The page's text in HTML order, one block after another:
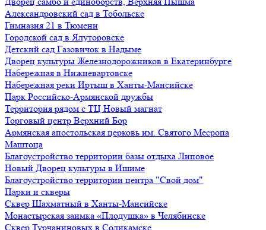
Александровский сад в Тобольске
Гимназия 21 в Тюмени
Городской сад в Ялуторовске
Детский сад Газовичок в Надыме
Дворец культуры Железнодорожников в Екатеринбурге
Набережная в Нижневартовске
Набережная реки Иртыш в Ханты-Мансийске
Парк Российско-Армянской дружбы
Территория рядом с ТЦ Новый магнат
Торговый центр Верхний Бор
Армянская апостольская церковь им. Святого Месропа
Маштоца
Благоустройство территории базы отдыха Липовое
Нoвый Двoрeц культуры в Ишимe
Благоустройство территории центра "Свой дом"
Парки и скверы
Сквер Шахматный в Ханты-Мансийске
Монастырская заимка «Плодушка» в Челябинске
Сквер Турчаниновых в Соликамске